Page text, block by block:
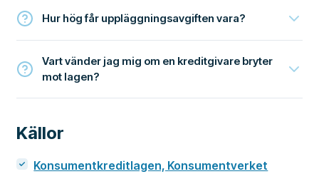
Hur hög får uppläggningsavgiften vara?
Vart vänder jag mig om en kreditgivare bryter
mot lagen?
Källor
Konsumentkreditlagen, Konsumentverket